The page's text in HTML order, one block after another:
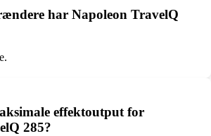
har Napoleon TravelQ
effektoutput for
285?